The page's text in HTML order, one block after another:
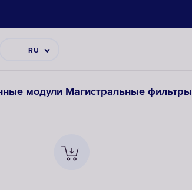
RU
модули Магистральные фильтры